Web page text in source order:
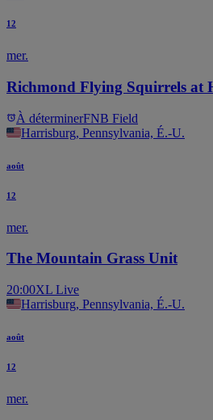
12
mer.
Richmond Flying Squirrels at
À déterminerFNB Field
Harrisburg, Pennsylvania, É.-U.
août
12
mer.
The Mountain Grass Unit
20:00XL Live
Harrisburg, Pennsylvania, É.-U.
août
12
mer.